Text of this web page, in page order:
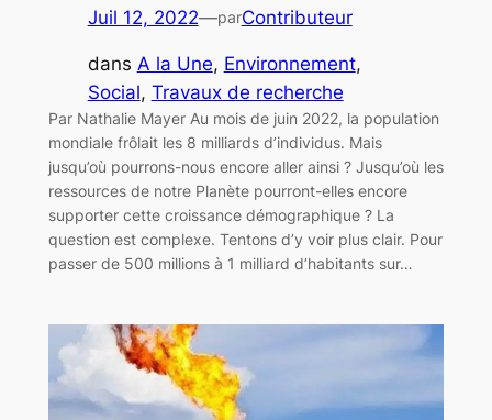
Juil 12, 2022—parContributeur
dans A la Une, Environnement
Social, Travaux de recherche
Par Nathalie Mayer Au mois de juin 2022, la population
mondiale frôlait les 8 milliards d’individus. Mais
jusqu’où pourrons-nous encore aller ainsi ? Jusqu’où les
ressources de notre Planète pourront-elles encore
supporter cette croissance démographique ? La
question est complexe. Tentons d’y voir plus clair. Pour
passer de 500 millions à 1 milliard d’habitants sur…